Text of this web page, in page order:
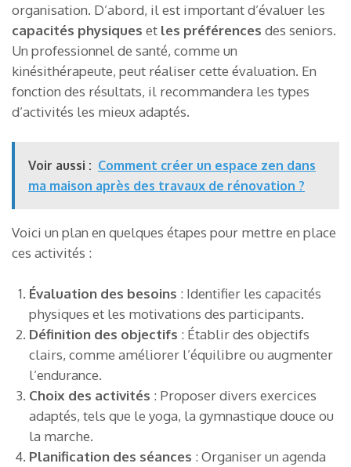
organisation. D’abord, il est important d’évaluer les
capacités physiques et les préférences des seniors.
Un professionnel de santé, comme un
kinésithérapeute, peut réaliser cette évaluation. En
fonction des résultats, il recommandera les types
d’activités les mieux adaptés.
Voir aussi : Comment créer un espace zen dans
ma maison après des travaux de rénovation ?
Voici un plan en quelques étapes pour mettre en place
ces activités :
Évaluation des besoins : Identifier les capacités
physiques et les motivations des participants.
Définition des objectifs : Établir des objectifs
clairs, comme améliorer l’équilibre ou augmenter
l’endurance.
Choix des activités : Proposer divers exercices
adaptés, tels que le yoga, la gymnastique douce ou
la marche.
Planification des séances : Organiser un agenda